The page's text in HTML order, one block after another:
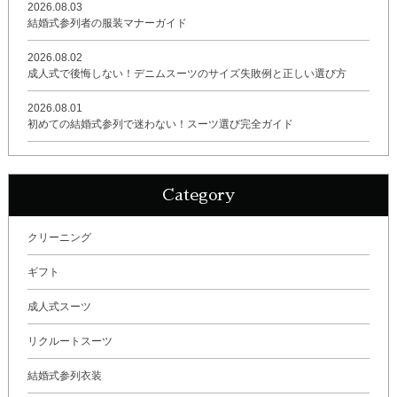
2026.08.03
結婚式参列者の服装マナーガイド
2026.08.02
成人式で後悔しない！デニムスーツのサイズ失敗例と正しい選び方
2026.08.01
初めての結婚式参列で迷わない！スーツ選び完全ガイド
Category
クリーニング
ギフト
成人式スーツ
リクルートスーツ
結婚式参列衣装